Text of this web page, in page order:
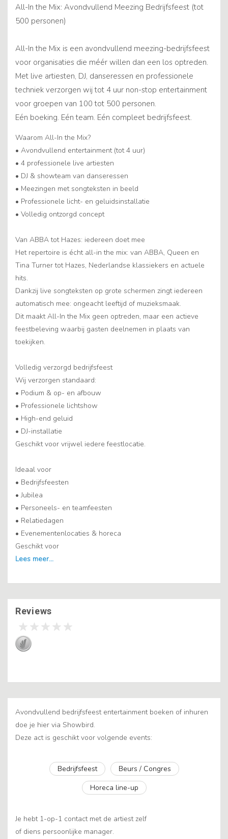
All-In the Mix: Avondvullend Meezing Bedrijfsfeest (tot
500 personen)
All-In the Mix is een avondvullend meezing-bedrijfsfeest
voor organisaties die méér willen dan een los optreden.
Met live artiesten, DJ, danseressen en professionele
techniek verzorgen wij tot 4 uur non-stop entertainment
voor groepen van 100 tot 500 personen.
Eén boeking. Eén team. Eén compleet bedrijfsfeest.
Waarom All-In the Mix?
• Avondvullend entertainment (tot 4 uur)
• 4 professionele live artiesten
• DJ & showteam van danseressen
• Meezingen met songteksten in beeld
• Professionele licht- en geluidsinstallatie
• Volledig ontzorgd concept
Van ABBA tot Hazes: iedereen doet mee
Het repertoire is écht all-in the mix: van ABBA, Queen en
Tina Turner tot Hazes, Nederlandse klassiekers en actuele
hits.
Dankzij live songteksten op grote schermen zingt iedereen
automatisch mee: ongeacht leeftijd of muzieksmaak.
Dit maakt All-In the Mix geen optreden, maar een actieve
feestbeleving waarbij gasten deelnemen in plaats van
toekijken.
Volledig verzorgd bedrijfsfeest
Wij verzorgen standaard:
• Podium & op- en afbouw
• Professionele lichtshow
• High-end geluid
• DJ-installatie
Geschikt voor vrijwel iedere feestlocatie.
Ideaal voor
• Bedrijfsfeesten
• Jubilea
• Personeels- en teamfeesten
• Relatiedagen
• Evenementenlocaties & horeca
Geschikt voor
Reviews
Avondvullend bedrijfsfeest entertainment boeken of inhuren
doe je hier via Showbird.
Deze act is geschikt voor volgende events:
Bedrijfsfeest
Beurs / Congres
Horeca line-up
Je hebt 1-op-1 contact met de artiest zelf
of diens persoonlijke manager.